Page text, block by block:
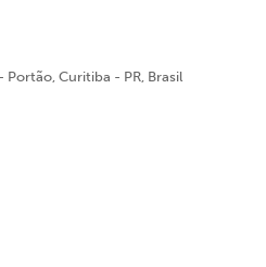
Portão, Curitiba - PR, Brasil